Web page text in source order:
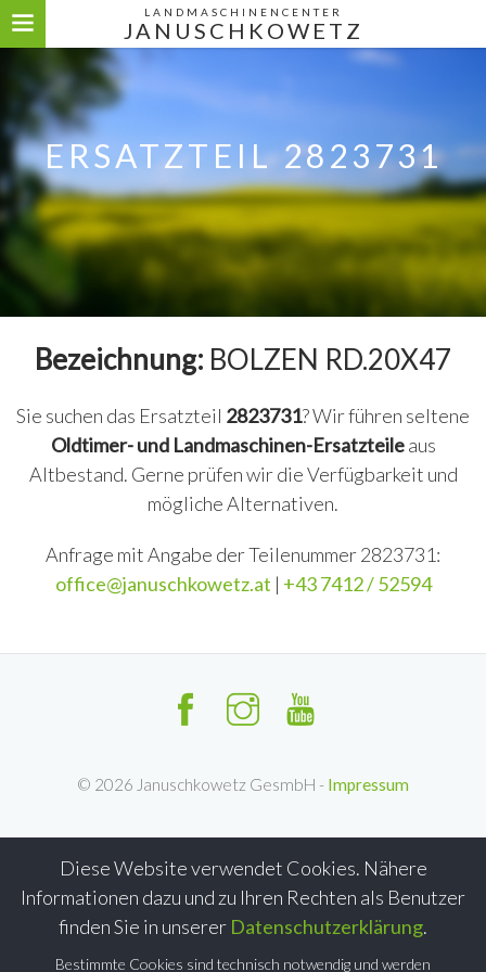
LANDMASCHINENCENTER
JANUSCHKOWETZ
Diese Website verwendet Cookies. Nähere
Informationen dazu und zu Ihren Rechten als Benutzer
finden Sie in unserer Datenschutzerklärung.
Bestimmte Cookies sind technisch notwendig und werden
ERSATZTEIL 2823731
Bezeichnung: BOLZEN RD.20X47
Sie suchen das Ersatzteil 2823731? Wir führen seltene
Oldtimer- und Landmaschinen-Ersatzteileaus
Altbestand. Gerne prüfen wir die Verfügbarkeit und
mögliche Alternativen.
Anfrage mit Angabe der Teilenummer 2823731:
office@januschkowetz.at | +43 7412 / 52594
© 2026 Januschkowetz GesmbH - Impressum